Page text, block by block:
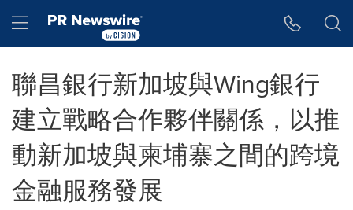
Hamburger menu
聯昌銀行新加坡與Wing銀行
建立戰略合作夥伴關係，以推
動新加坡與柬埔寨之間的跨境
金融服務發展